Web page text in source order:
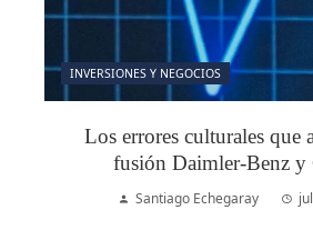
INVERSIONES Y NEGOCIOS
Los errores culturales que
fusión Daimler-Benz y
Santiago Echegaray